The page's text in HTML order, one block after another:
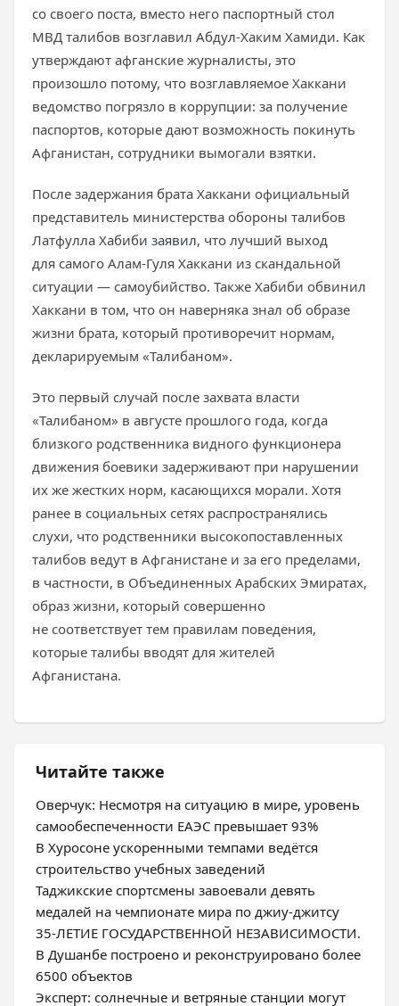
со своего поста, вместо него паспортный стол
МВД талибов возглавил Абдул-Хаким Хамиди. Как
утверждают афганские журналисты, это
произошло потому, что возглавляемое Хаккани
ведомство погрязло в коррупции: за получение
паспортов, которые дают возможность покинуть
Афганистан, сотрудники вымогали взятки.
После задержания брата Хаккани официальный
представитель министерства обороны талибов
Латфулла Хабиби заявил, что лучший выход
для самого Алам-Гуля Хаккани из скандальной
ситуации — самоубийство. Также Хабиби обвинил
Хаккани в том, что он наверняка знал об образе
жизни брата, который противоречит нормам,
декларируемым «Талибаном».
Это первый случай после захвата власти
«Талибаном» в августе прошлого года, когда
близкого родственника видного функционера
движения боевики задерживают при нарушении
их же жестких норм, касающихся морали. Хотя
ранее в социальных сетях распространялись
слухи, что родственники высокопоставленных
талибов ведут в Афганистане и за его пределами,
в частности, в Объединенных Арабских Эмиратах,
образ жизни, который совершенно
не соответствует тем правилам поведения,
которые талибы вводят для жителей
Афганистана.
Читайте также
Оверчук: Несмотря на ситуацию в мире, уровень
самообеспеченности ЕАЭС превышает 93%
В Хуросоне ускоренными темпами ведётся
строительство учебных заведений
Таджикские спортсмены завоевали девять
медалей на чемпионате мира по джиу-джитсу
35-ЛЕТИЕ ГОСУДАРСТВЕННОЙ НЕЗАВИСИМОСТИ.
В Душанбе построено и реконструировано более
6500 объектов
Эксперт: солнечные и ветряные станции могут